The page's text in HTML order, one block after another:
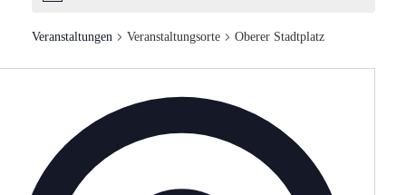
Veranstaltungen Veranstaltungsorte Oberer Stadtplatz